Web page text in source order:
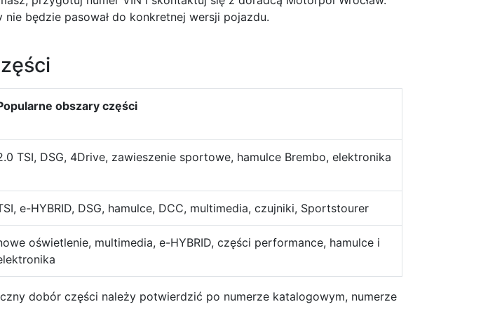
będzie pasował do konkretnej wersji pojazdu.
obszary części
TSI, DSG, 4Drive, zawieszenie sportowe, hamulce Brembo, elektronika
e-HYBRID, DSG, hamulce, DCC, multimedia, czujniki, Sportstourer
oświetlenie, multimedia, e-HYBRID, części performance, hamulce i
dobór części należy potwierdzić po numerze katalogowym, numerze